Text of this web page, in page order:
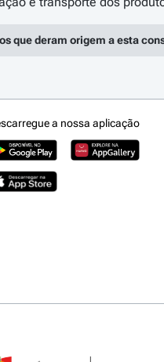
que deram origem a esta
a nossa aplicação